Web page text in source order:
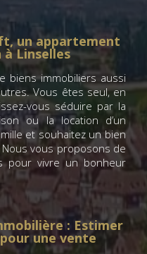
un appartement
à Linselles
biens immobiliers aussi
Vous êtes seul, en
vous séduire par la
ou la location d’un
et souhaitez un bien
vous proposons de
pour vivre un bonheur
: Estimer
une vente